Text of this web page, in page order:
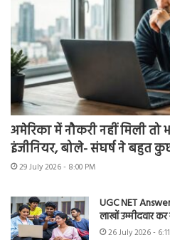
अमेरिका में नौकरी नहीं मिली तो
इंजीनियर, बोले- संघर्ष ने बहुत
29 July 2026 - 8:00 PM
UGC NET
लाखों उम्मीदवार कर
26 July 2026 -